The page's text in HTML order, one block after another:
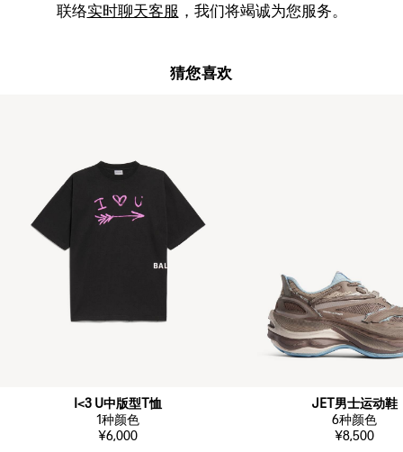
联络实时聊天客服 ，我们将竭诚为您服务。
猜您喜欢
I<3 U中版型T恤
1种颜色
¥6,000
JET男士运动鞋
6种颜色
¥8,500